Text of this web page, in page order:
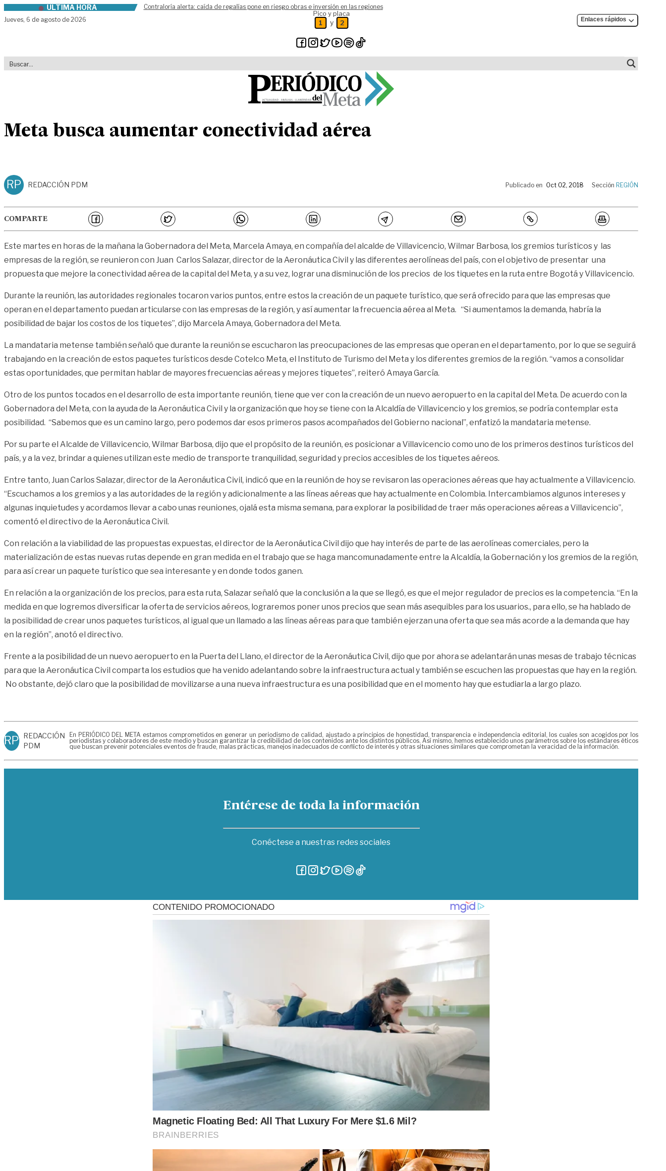
Skip to contentÚLTIMA HORA
Contraloría alerta: caída de regalías pone en riesgo obras e inversión en las regiones
Jueves, 6 de agosto de 2026
Pico y placa
1 y 2 Enlaces rápidos
Meta busca aumentar conectividad aérea
RP REDACCIÓN PDM Publicado en Oct 02, 2018 Sección REGIÓN
COMPARTE
Este martes en horas de la mañana la Gobernadora del Meta, Marcela Amaya, en compañía del alcalde de Villavicencio, Wilmar Barbosa, los gremios turísticos y las
empresas de la región, se reunieron con Juan Carlos Salazar, director de la Aeronáutica Civil y las diferentes aerolíneas del país, con el objetivo de presentar una
propuesta que mejore la conectividad aérea de la capital del Meta, y a su vez, lograr una disminución de los precios de los tiquetes en la ruta entre Bogotá y Villavicencio.
Durante la reunión, las autoridades regionales tocaron varios puntos, entre estos la creación de un paquete turístico, que será ofrecido para que las empresas que
operan en el departamento puedan articularse con las empresas de la región, y así aumentar la frecuencia aérea al Meta. “Si aumentamos la demanda, habría la
posibilidad de bajar los costos de los tiquetes”, dijo Marcela Amaya, Gobernadora del Meta.
La mandataria metense también señaló que durante la reunión se escucharon las preocupaciones de las empresas que operan en el departamento, por lo que se seguirá
trabajando en la creación de estos paquetes turísticos desde Cotelco Meta, el Instituto de Turismo del Meta y los diferentes gremios de la región. “vamos a consolidar
estas oportunidades, que permitan hablar de mayores frecuencias aéreas y mejores tiquetes”, reiteró Amaya García.
Otro de los puntos tocados en el desarrollo de esta importante reunión, tiene que ver con la creación de un nuevo aeropuerto en la capital del Meta. De acuerdo con la
Gobernadora del Meta, con la ayuda de la Aeronáutica Civil y la organización que hoy se tiene con la Alcaldía de Villavicencio y los gremios, se podría contemplar esta
posibilidad. “Sabemos que es un camino largo, pero podemos dar esos primeros pasos acompañados del Gobierno nacional”, enfatizó la mandataria metense.
Por su parte el Alcalde de Villavicencio, Wilmar Barbosa, dijo que el propósito de la reunión, es posicionar a Villavicencio como uno de los primeros destinos turísticos del
país, y a la vez, brindar a quienes utilizan este medio de transporte tranquilidad, seguridad y precios accesibles de los tiquetes aéreos.
Entre tanto, Juan Carlos Salazar, director de la Aeronáutica Civil, indicó que en la reunión de hoy se revisaron las operaciones aéreas que hay actualmente a Villavicencio.
“Escuchamos a los gremios y a las autoridades de la región y adicionalmente a las líneas aéreas que hay actualmente en Colombia. Intercambiamos algunos intereses y
algunas inquietudes y acordamos llevar a cabo unas reuniones, ojalá esta misma semana, para explorar la posibilidad de traer más operaciones aéreas a Villavicencio”,
comentó el directivo de la Aeronáutica Civil.
Con relación a la viabilidad de las propuestas expuestas, el director de la Aeronáutica Civil dijo que hay interés de parte de las aerolíneas comerciales, pero la
materialización de estas nuevas rutas depende en gran medida en el trabajo que se haga mancomunadamente entre la Alcaldía, la Gobernación y los gremios de la región,
para así crear un paquete turístico que sea interesante y en donde todos ganen.
En relación a la organización de los precios, para esta ruta, Salazar señaló que la conclusión a la que se llegó, es que el mejor regulador de precios es la competencia. “En la
medida en que logremos diversificar la oferta de servicios aéreos, lograremos poner unos precios que sean más asequibles para los usuarios., para ello, se ha hablado de
la posibilidad de crear unos paquetes turísticos, al igual que un llamado a las líneas aéreas para que también ejerzan una oferta que sea más acorde a la demanda que hay
en la región”, anotó el directivo.
Frente a la posibilidad de un nuevo aeropuerto en la Puerta del Llano, el director de la Aeronáutica Civil, dijo que por ahora se adelantarán unas mesas de trabajo técnicas
para que la Aeronáutica Civil comparta los estudios que ha venido adelantando sobre la infraestructura actual y también se escuchen las propuestas que hay en la región.
No obstante, dejó claro que la posibilidad de movilizarse a una nueva infraestructura es una posibilidad que en el momento hay que estudiarla a largo plazo.
RP REDACCIÓN
PDM
En PERIÓDICO DEL META estamos comprometidos en generar un periodismo de calidad, ajustado a principios de honestidad, transparencia e independencia editorial, los cuales son acogidos por los
periodistas y colaboradores de este medio y buscan garantizar la credibilidad de los contenidos ante los distintos públicos. Así mismo, hemos establecido unos parámetros sobre los estándares éticos
que buscan prevenir potenciales eventos de fraude, malas prácticas, manejos inadecuados de conflicto de interés y otras situaciones similares que comprometan la veracidad de la información.
Entérese de toda la información
Conéctese a nuestras redes sociales